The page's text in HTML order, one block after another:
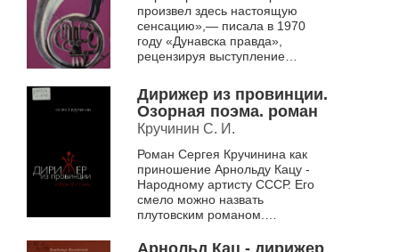
произвел здесь настоящую
сенсацию»,— писала в 1970
году «Дунавска правда»,
рецензируя выступление
музыкальном фестивале
«Мартовские дни» в Болгарии....
Дирижер из провинции.
Озорная поэма. роман
Кручинин С. И.
Роман Сергея Кручинина как
приношение Арнольду Кацу -
Народному артисту СССР. Его
смело можно назвать
плутовским романом.
главного героя дирижёра Марка
Арнольд Кац - дирижер